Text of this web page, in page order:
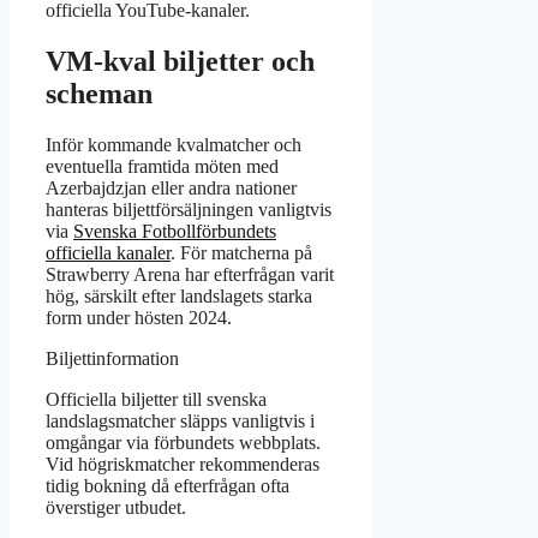
officiella YouTube-kanaler.
VM-kval biljetter och
scheman
Inför kommande kvalmatcher och
eventuella framtida möten med
Azerbajdzjan eller andra nationer
hanteras biljettförsäljningen vanligtvis
via Svenska Fotbollförbundets
officiella kanaler. För matcherna på
Strawberry Arena har efterfrågan varit
hög, särskilt efter landslagets starka
form under hösten 2024.
Biljettinformation
Officiella biljetter till svenska
landslagsmatcher släpps vanligtvis i
omgångar via förbundets webbplats.
Vid högriskmatcher rekommenderas
tidig bokning då efterfrågan ofta
överstiger utbudet.